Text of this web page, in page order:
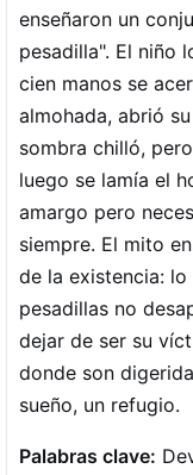
enseñaron un
pesadilla". El niño
cien manos se
almohada, abrió
sombra chilló,
luego se lamía el
amargo pero
siempre. El mito
de la existencia:
pesadillas no
dejar de ser su
donde son
sueño, un refugio.
Palabras clave: